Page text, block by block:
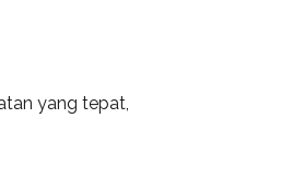
yang tepat,